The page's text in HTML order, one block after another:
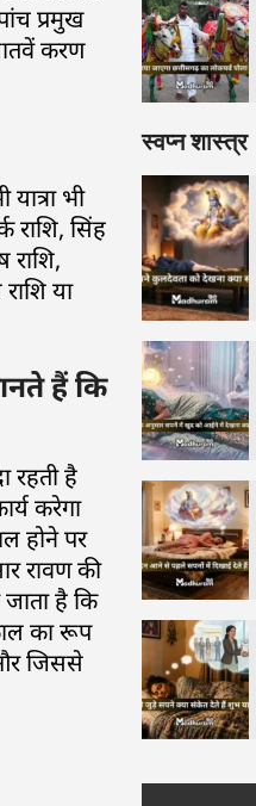
प्रमुख
करण
भी
राशि, सिंह
राशि,
या
हैं कि
रहती है
करेगा
होने पर
रावण की
है कि
का रूप
जिससे
स्वप्न शास्त्र